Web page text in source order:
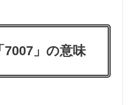
7007」の意味